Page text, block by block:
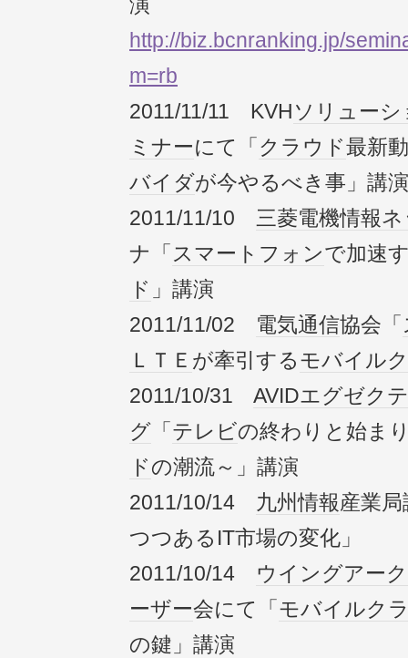
演
http://biz.bcnranking.jp/
m=rb
2011/11/11 KVHソリューシ
ミナーにて「 クラウド最新
バイダが今やるべき事」講演
2011/11/10 三菱電機情報
ナ「 スマートフォンで加速
ド 」講演
2011/11/02 電気通信協会「
ＬＴＥ が牽引するモバイル
2011/10/31 AVIDエグゼク
グ 「 テレビの終わりと始ま
ドの潮流～」講演
2011/10/14 九州情報産業
つつあるIT市場の変化」
2011/10/14 ウイングアーク
ーザー会にて「 モバイルク
の鍵」講演